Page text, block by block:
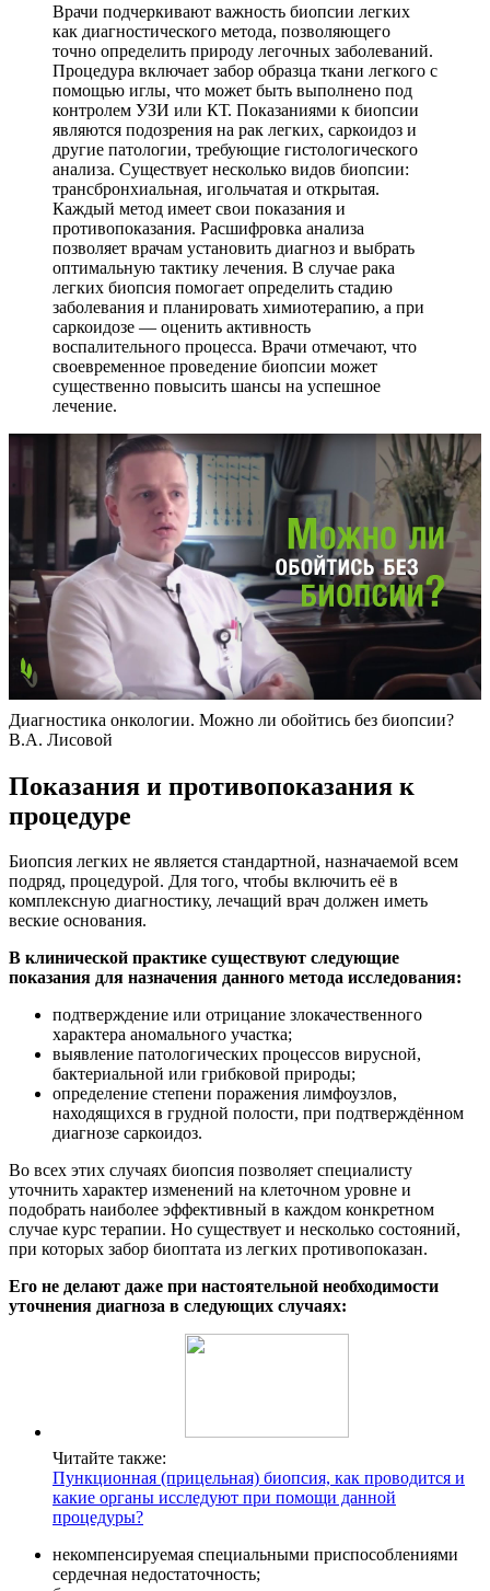
Врачи подчеркивают важность биопсии легких
как диагностического метода, позволяющего
точно определить природу легочных заболеваний.
Процедура включает забор образца ткани легкого с
помощью иглы, что может быть выполнено под
контролем УЗИ или КТ. Показаниями к биопсии
являются подозрения на рак легких, саркоидоз и
другие патологии, требующие гистологического
анализа. Существует несколько видов биопсии:
трансбронхиальная, игольчатая и открытая.
Каждый метод имеет свои показания и
противопоказания. Расшифровка анализа
позволяет врачам установить диагноз и выбрать
оптимальную тактику лечения. В случае рака
легких биопсия помогает определить стадию
заболевания и планировать химиотерапию, а при
саркоидозе — оценить активность
воспалительного процесса. Врачи отмечают, что
своевременное проведение биопсии может
существенно повысить шансы на успешное
лечение.
Диагностика онкологии. Можно ли обойтись без биопсии?
В.А. Лисовой
Показания и противопоказания к
процедуре
Биопсия легких не является стандартной, назначаемой всем
подряд, процедурой. Для того, чтобы включить её в
комплексную диагностику, лечащий врач должен иметь
веские основания.
В клинической практике существуют следующие
показания для назначения данного метода исследования:
подтверждение или отрицание злокачественного
характера аномального участка;
выявление патологических процессов вирусной,
бактериальной или грибковой природы;
определение степени поражения лимфоузлов,
находящихся в грудной полости, при подтверждённом
диагнозе саркоидоз.
Во всех этих случаях биопсия позволяет специалисту
уточнить характер изменений на клеточном уровне и
подобрать наиболее эффективный в каждом конкретном
случае курс терапии. Но существует и несколько состояний,
при которых забор биоптата из легких противопоказан.
Его не делают даже при настоятельной необходимости
уточнения диагноза в следующих случаях:
Читайте также:
Пункционная (прицельная) биопсия, как проводится и
какие органы исследуют при помощи данной
процедуры?
некомпенсируемая специальными приспособлениями
сердечная недостаточность;